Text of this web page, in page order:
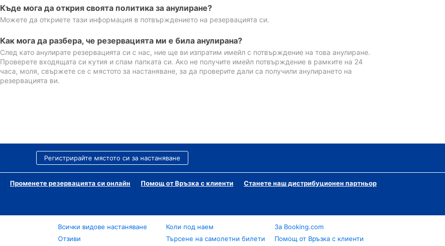
Къде мога да открия своята политика за анулиране?
Можете да откриете тази информация в потвърждението на резервацията си.
Как мога да разбера, че резервацията ми е била анулирана?
След като анулирате резервацията си с нас, ние ще ви изпратим имейл с потвърждение на това анулиране.
Проверете входящата си кутия и спам папката си. Ако не получите имейл потвърждение в рамките на 24
часа, моля, свържете се с мястото за настаняване, за да проверите дали са получили анулирането на
резервацията ви.
Регистрирайте мястото си за настаняване
Променете резервацията си онлайн Помощ от Връзка с клиенти Станете наш дистрибуционен партньор
Всички видове настаняване
Отзиви
Коли под наем
Търсене на самолетни билети
За Booking.com
Помощ от Връзка с клиенти